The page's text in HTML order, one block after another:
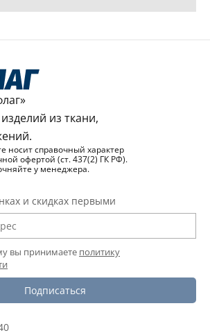
из ткани,
носит справочный характер
офертой (ст. 437(2) ГК РФ).
у менеджера.
и скидках первыми
вы принимаете политику
Подписаться